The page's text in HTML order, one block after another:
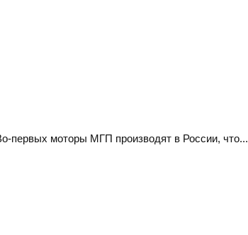
первых моторы МГП производят в России, что...